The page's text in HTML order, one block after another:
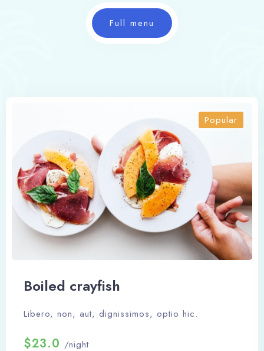
Full menu
Popular
Boiled crayfish
Libero, non, aut, dignissimos, optio hic.
$23.0 /night